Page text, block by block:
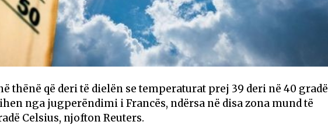
thënë që deri të dielën se temperaturat prej 39 deri në 40 gradë
nga jugperëndimi i Francës, ndërsa në disa zona mund të
Celsius, njofton Reuters.